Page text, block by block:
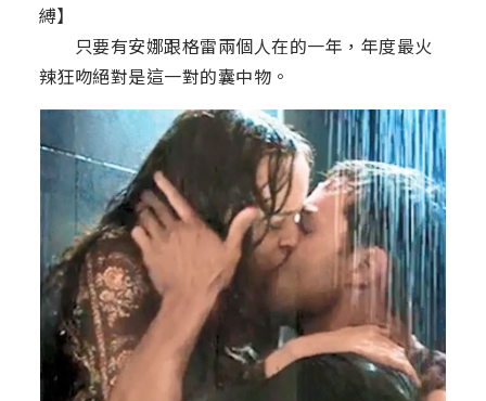
縛】
只要有安娜跟格雷兩個人在的一年，年度最火
辣狂吻絕對是這一對的囊中物。